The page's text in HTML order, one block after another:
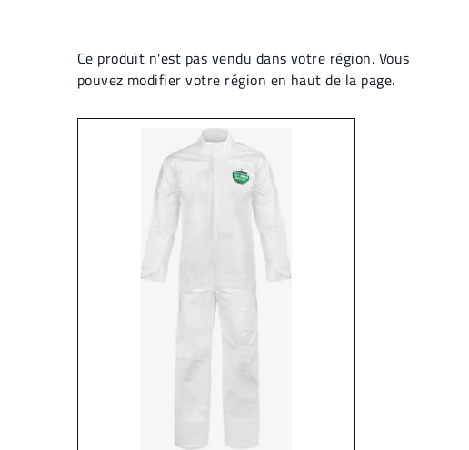
Ce produit n'est pas vendu dans votre région. Vous
pouvez modifier votre région en haut de la page.